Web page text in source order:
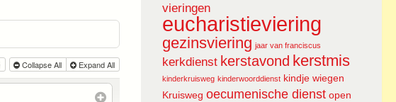
Collapse All Expand All
vieringen
eucharistieviering
gezinsviering jaar van franciscus
kerkdienst kerstavond kerstmis
kinderkruisweg kinderwoorddienst kindje wiegen
Kruisweg oecumenische dienst open